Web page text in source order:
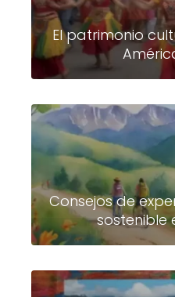
El patrimonio
Consejos de
sostenible